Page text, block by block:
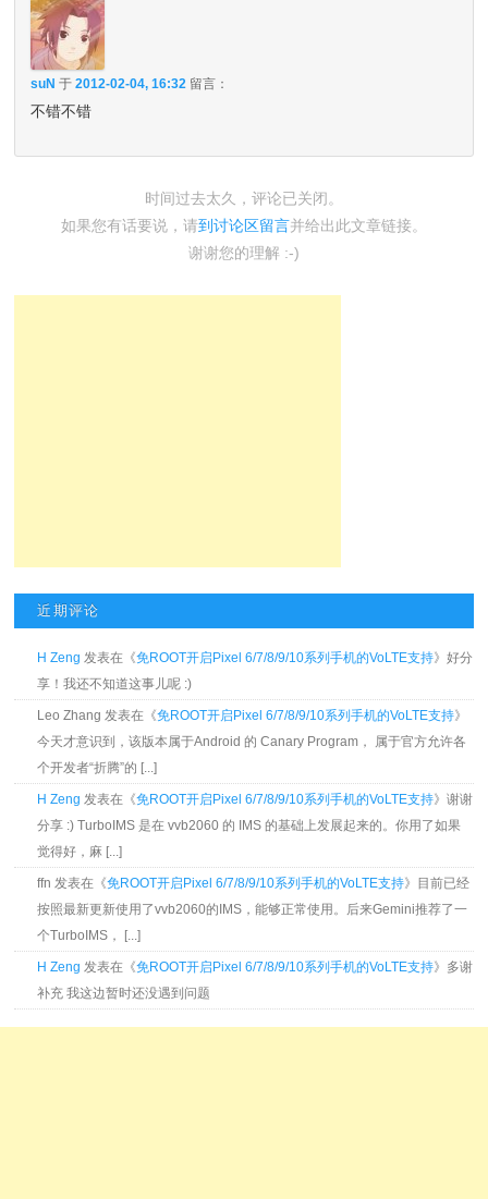
suN 于2012-02-04, 16:32 留言：
不错不错
时间过去太久，评论已关闭。
如果您有话要说，请到讨论区留言并给出此文章链接。
谢谢您的理解 :-)
近期评论
H Zeng 发表在《免ROOT开启Pixel 6/7/8/9/10系列手机的VoLTE支持》好分
享！我还不知道这事儿呢 :)
Leo Zhang 发表在《免ROOT开启Pixel 6/7/8/9/10系列手机的VoLTE支持》
今天才意识到，该版本属于Android 的 Canary Program， 属于官方允许各
个开发者“折腾”的 [...]
H Zeng 发表在《免ROOT开启Pixel 6/7/8/9/10系列手机的VoLTE支持》谢谢
分享 :) TurboIMS 是在 vvb2060 的 IMS 的基础上发展起来的。你用了如果
觉得好，麻 [...]
ffn 发表在《免ROOT开启Pixel 6/7/8/9/10系列手机的VoLTE支持》目前已经
按照最新更新使用了vvb2060的IMS，能够正常使用。后来Gemini推荐了一
个TurboIMS， [...]
H Zeng 发表在《免ROOT开启Pixel 6/7/8/9/10系列手机的VoLTE支持》多谢
补充 我这边暂时还没遇到问题